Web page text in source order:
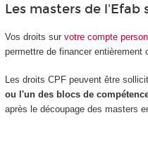
Les masters de l'Efab
Vos droits sur votre compte
permettre de financer entièrement
Les droits CPF peuvent être
ou l'un des blocs de
après le découpage des masters